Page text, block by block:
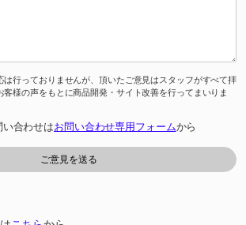
は行っておりませんが、頂いたご意見はスタッフがすべて拝
客様の声をもとに商品開発・サイト改善を行ってまいりま
い合わせはお問い合わせ専用フォームから